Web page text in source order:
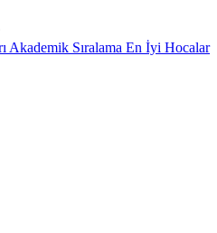
Akademik Sıralama En İyi Hocalar